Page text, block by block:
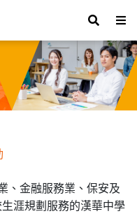
、金融服務業、保安及
涯規劃服務的漢華中學